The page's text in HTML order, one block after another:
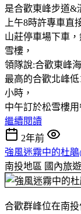
是合歡東峰步道&
上午8時許專車直
山莊停車場下車
雪樓，
領隊說:合歡東峰
最高的合歡北峰
小時，
中午訂於松雪樓用
繼續閱讀
2年前
強風迷霧中的杜
南投地區 國內旅遊
合歡群峰位在南